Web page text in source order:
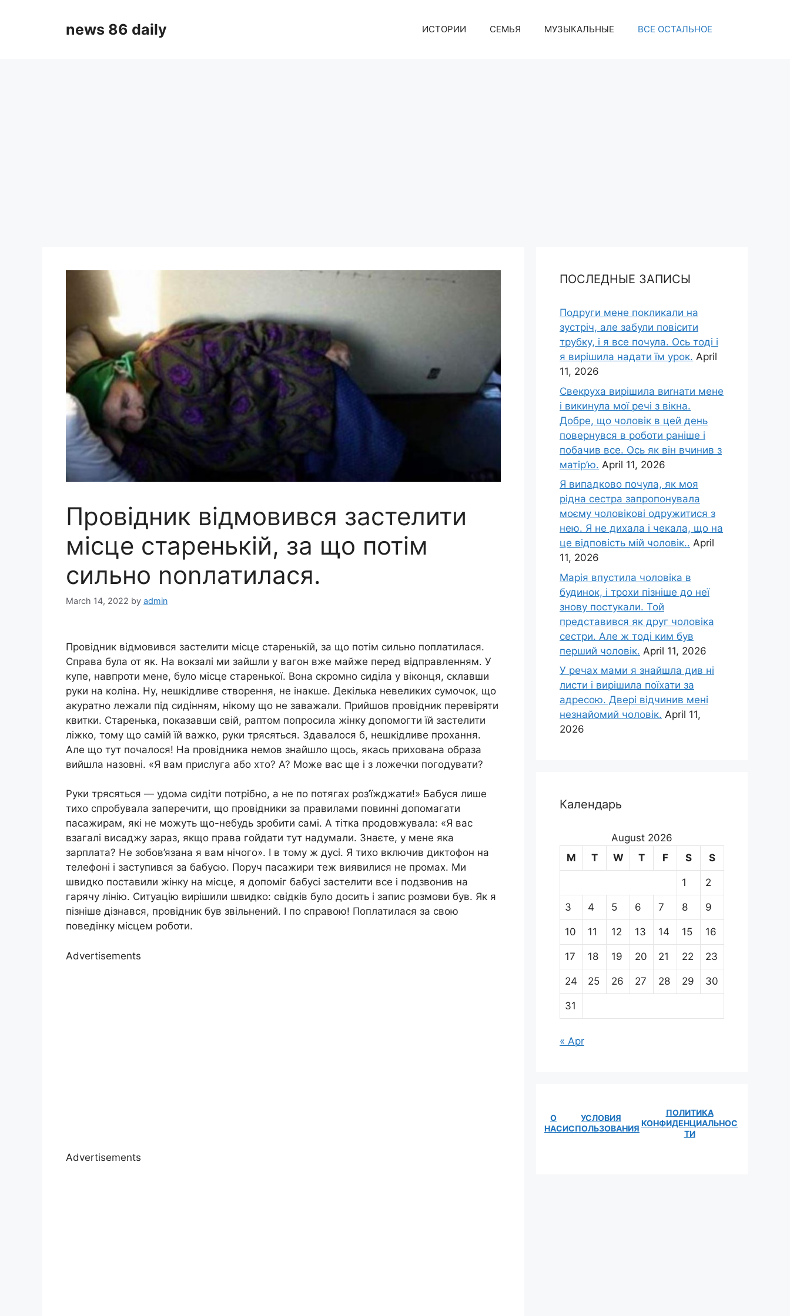
news 86 daily ИСТОРИИ СЕМЬЯ МУЗЫКАЛЬНЫЕ ВСЕ ОСТАЛЬНОЕ
Провідник відмовився застелити
місце старенькій, за що потім
сильно nоnлатилася.
March 14, 2022 by admin
Провідник відмовився застелити місце старенькій, за що потім сильно поплатилася.
Справа була от як. На вокзалі ми зайшли у вагон вже майже перед відправленням. У
купе, навпроти мене, було місце старенької. Вона скромно сиділа у віконця, склавши
руки на коліна. Ну, нешкідливе створення, не інакше. Декілька невеликих сумочок, що
акуратно лежали під сидінням, нікому що не заважали. Прийшов провідник перевіряти
квитки. Старенька, показавши свій, раптом попросила жінку допомогти їй застелити
ліжко, тому що самій їй важко, руки трясяться. Здавалося б, нешкідливе прохання.
Але що тут почалося! На провідника немов знайшло щось, якась прихована образа
вийшла назовні. «Я вам прислуга або хто? А? Може вас ще і з ложечки погодувати?
Руки трясяться — удома сидіти потрібно, а не по потягах роз’їжджати!» Бабуся лише
тихо спробувала заперечити, що провідники за правилами повинні допомагати
пасажирам, які не можуть що-небудь зробити самі. А тітка продовжувала: «Я вас
взагалі висаджу зараз, якщо права гойдати тут надумали. Знаєте, у мене яка
зарплата? Не зобов’язана я вам нічого». І в тому ж дусі. Я тихо включив диктофон на
телефоні і заступився за бабусю. Поруч пасажири теж виявилися не промах. Ми
швидко поставили жінку на місце, я допоміг бабусі застелити все і подзвонив на
гарячу лінію. Ситуацію вирішили швидко: свідків було досить і запис розмови був. Як я
пізніше дізнався, провідник був звільнений. І по справою! Поплатилася за свою
поведінку місцем роботи.
Advertisements
Advertisements
ПОСЛЕДНЫЕ ЗАПИСЫ
Подруги мене покликали на
зустріч, але забули повісити
трубку, і я все почула. Ось тоді і
я вирішила надати їм урок. April
11, 2026
Свекруха вирішила виrнати мене
і викинула мої речі з вікна.
Добре, що чоловік в цей день
повернувся в роботи раніше і
побачив все. Ось як він вчинив з
матір’ю. April 11, 2026
Я випадково почула, як моя
рідна сестра запропонувала
моєму чоловікові одружитися з
нею. Я не дихала і чекала, що на
це відповість мій чоловік.. April
11, 2026
Марія впустила чоловіка в
будинок, і трохи пізніше до неї
знову постукали. Той
представився як друг чоловіка
сестри. Але ж тоді ким був
перший чоловік. April 11, 2026
У речах мами я знайшла див ні
листи і вирішила поїхати за
адресою. Двері відчинив мені
незнайомий чоловік. April 11,
2026
Календарь
August 2026
M
T W T F S S
1 2
3 4 5 6 7 8 9
10 11 12 13 14 15 16
17 18 19 20 21 22 23
24 25 26 27 28 29 30
31
« Apr
О
НАС
УСЛОВИЯ
ИСПОЛЬЗОВАНИЯ
ПОЛИТИКА
КОНФИДЕНЦИАЛЬНОС
ТИ